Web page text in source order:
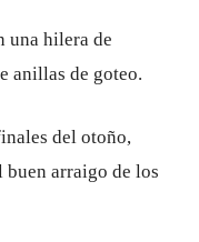
una hilera de
anillas de goteo.
del otoño,
arraigo de los